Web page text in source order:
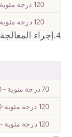
120 درجة مئوية-120 درجة مئوية
120 درجة مئوية - 70 درجة مئوية
4.إجراء المعالجة الثانوية
70 درجة مئوية - 120 درجة مئوية
120 درجة مئوية-120 درجة مئوية
120 درجة مئوية - 70 درجة مئوية